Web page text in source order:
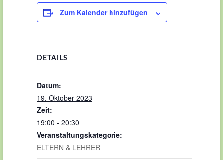
Zum Kalender hinzufügen
DETAILS
Datum:
19. Oktober 2023
Zeit:
19:00 - 20:30
Veranstaltungskategorie:
ELTERN & LEHRER